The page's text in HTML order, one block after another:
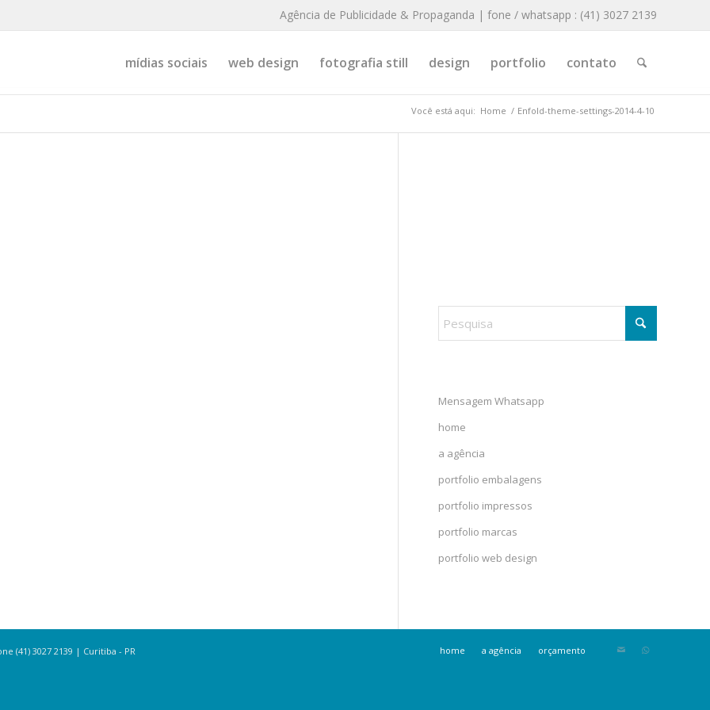
Agência de Publicidade & Propaganda | fone / whatsapp : (41) 3027 2139
mídias sociais web design fotografia still design portfolio contato
Você está aqui: Home / Enfold-theme-settings-2014-4-10
Mensagem Whatsapp
home
a agência
portfolio embalagens
portfolio impressos
portfolio marcas
portfolio web design
(41) 3027 2139 | Curitiba - PR home a agência orçamento